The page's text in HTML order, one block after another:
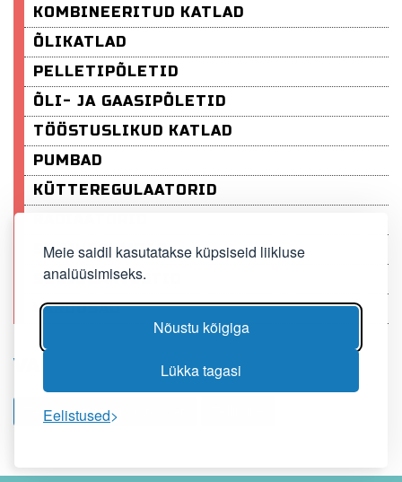
Meie saidil kasutatakse küpsiseid liikluse
analüüsimiseks.
Nõustu kõigiga
Lükka tagasi
Eelistused
KOMBINEERITUD KATLAD
ÕLIKATLAD
PELLETIPÕLETID
ÕLI- JA GAASIPÕLETID
TÖÖSTUSLIKUD KATLAD
PUMBAD
KÜTTEREGULAATORID
SOOJUSPUMBAD
SOOJUSARVESTID
VARUOSAD
VALIKUS OLEVAD TOOTED
Teil on ostukorvis: 0 toodet